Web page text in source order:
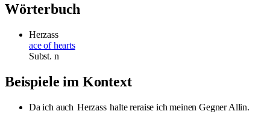
Wörterbuch
Herzass
ace of hearts
Subst. n
Beispiele im Kontext
Da ich auch Herzass halte reraise ich meinen Gegner Allin.